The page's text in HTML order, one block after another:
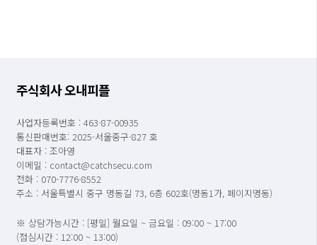
주식회사 오내피플
사업자등록번호 : 463-87-00935
통신판매번호: 2025-서울중구-827 호
대표자 : 조아영
이메일 : contact@catchsecu.com
전화 : 070-7776-8552
주소 : 서울특별시 중구 명동길 73, 6층 602호(명동1가, 페이지명동)
※ 상담가능시간 : [평일] 월요일 ~ 금요일 : 09:00 ~ 17:00
(점심시간 : 12:00 ~ 13:00)